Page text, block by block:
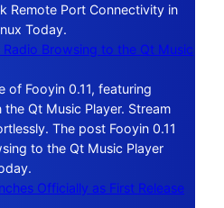
Remote Port Connectivity in
Today.
Browsing to the Qt Music
of Fooyin 0.11, featuring
Qt Music Player. Stream
The post Fooyin 0.11
to the Qt Music Player
Officially as First Release